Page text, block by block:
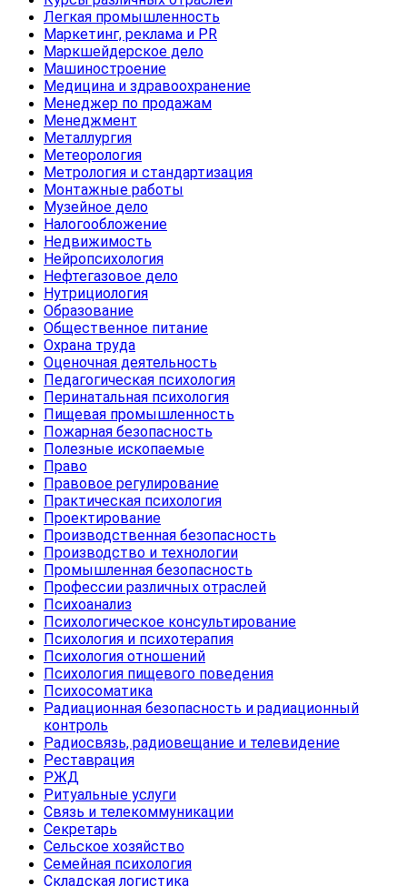
Легкая промышленность
Маркетинг, реклама и PR
Маркшейдерское дело
Машиностроение
Медицина и здравоохранение
Менеджер по продажам
Менеджмент
Металлургия
Метеорология
Метрология и стандартизация
Монтажные работы
Музейное дело
Налогообложение
Недвижимость
Нейропсихология
Нефтегазовое дело
Нутрициология
Образование
Общественное питание
Охрана труда
Оценочная деятельность
Педагогическая психология
Перинатальная психология
Пищевая промышленность
Пожарная безопасность
Полезные ископаемые
Право
Правовое регулирование
Практическая психология
Проектирование
Производственная безопасность
Производство и технологии
Промышленная безопасность
Профессии различных отраслей
Психоанализ
Психологическое консультирование
Психология и психотерапия
Психология отношений
Психология пищевого поведения
Психосоматика
Радиационная безопасность и радиационный
контроль
Радиосвязь, радиовещание и телевидение
Реставрация
РЖД
Ритуальные услуги
Связь и телекоммуникации
Секретарь
Сельское хозяйство
Семейная психология
Складская логистика